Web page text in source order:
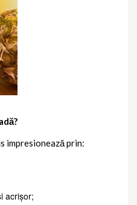
impresionează prin:
acrișor;